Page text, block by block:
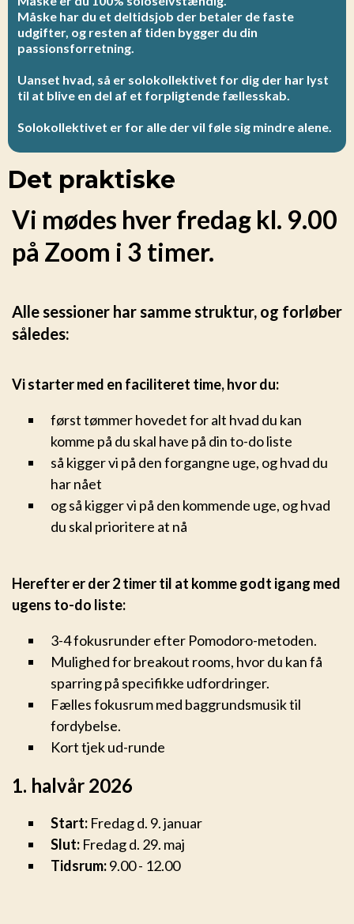
Måske har du et deltidsjob der betaler de faste
udgifter, og resten af tiden bygger du din
passionsforretning.
Uanset hvad, så er solokollektivet for dig der har lyst
til at blive en del af et forpligtende fællesskab.
Solokollektivet er for alle der vil føle sig mindre alene.
Det praktiske
Vi mødes hver fredag kl. 9.00
på Zoom i 3 timer.
Alle sessioner har samme struktur, og forløber
således:
Vi starter med en faciliteret time, hvor du:
først tømmer hovedet for alt hvad du kan
komme på du skal have på din to-do liste
så kigger vi på den forgangne uge, og hvad du
har nået
og så kigger vi på den kommende uge, og hvad
du skal prioritere at nå
Herefter er der 2 timer til at komme godt igang med
ugens to-do liste:
3-4 fokusrunder efter Pomodoro-metoden.
Mulighed for breakout rooms, hvor du kan få
sparring på specifikke udfordringer.
Fælles fokusrum med baggrundsmusik til
fordybelse.
Kort tjek ud-runde
1. halvår 2026
Start: Fredag d. 9. januar
Slut: Fredag d. 29. maj
Tidsrum:9.00 - 12.00